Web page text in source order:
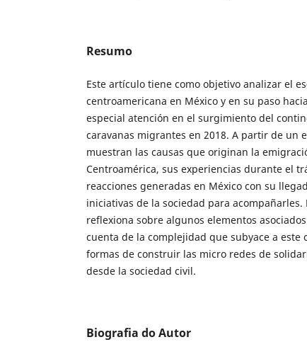
Resumo
Este artículo tiene como objetivo analizar el
centroamericana en México y en su paso
especial atención en el surgimiento del
caravanas migrantes en 2018. A partir de un
muestran las causas que originan la
Centroamérica, sus experiencias durante el
reacciones generadas en México con su
iniciativas de la sociedad para acompañarles.
reflexiona sobre algunos elementos
cuenta de la complejidad que subyace a este
formas de construir las micro redes de
desde la sociedad civil.
Biografia do Autor